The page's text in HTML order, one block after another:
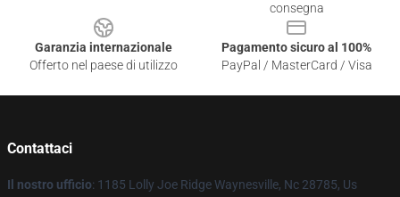
consegna
Garanzia internazionale
Offerto nel paese di utilizzo
Pagamento sicuro al 100%
PayPal / MasterCard / Visa
Contattaci
Il nostro ufficio: 1185 Lolly Joe Ridge Waynesville, Nc 28785, Us